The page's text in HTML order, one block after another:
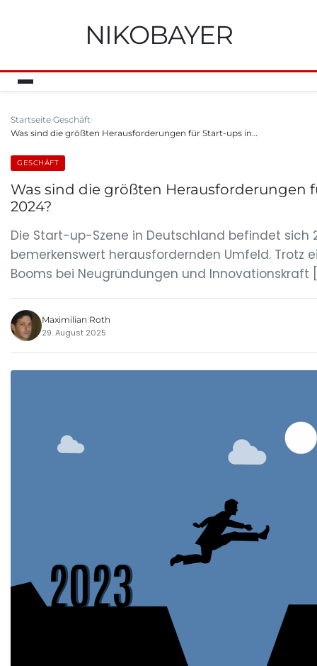
NIKOBAYER
Startseite Geschäft
Was sind die größten Herausforderungen für Start-ups in…
GESCHÄFT
Was sind die größten Herausforderungen
2024?
Die Start-up-Szene in Deutschland befindet sich
bemerkenswert herausfordernden Umfeld. Trotz
Booms bei Neugründungen und Innovationskraft
Maximilian Roth
29. August 2025